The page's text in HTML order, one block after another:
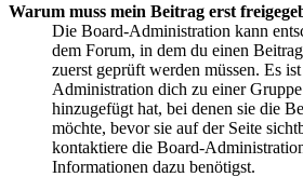
Warum muss mein Beitrag erst
Die Board-Administration kann
dem Forum, in dem du einen
zuerst geprüft werden müssen. Es
Administration dich zu einer
hinzugefügt hat, bei denen sie die
möchte, bevor sie auf der Seite
kontaktiere die Board-
Informationen dazu benötigst.